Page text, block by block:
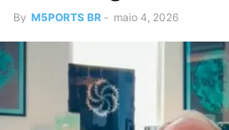
By M5PORTS BR - maio 4, 2026